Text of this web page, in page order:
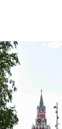
ул.
км МКАД.